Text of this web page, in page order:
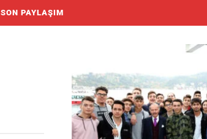
SON PAYLAŞIM